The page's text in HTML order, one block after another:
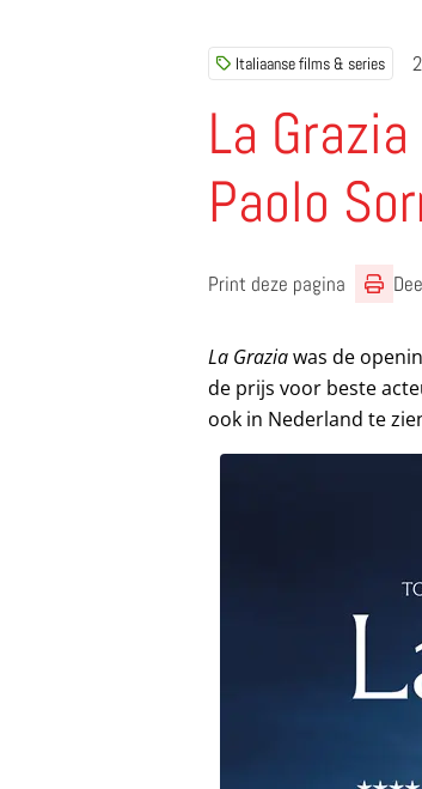
Italiaanse films & series
La
Paolo
Print deze pagina
La Graziawas de
de prijs voor beste
ook in Nederland te